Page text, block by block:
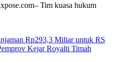
Tim kuasa hukum
Rp293,3 Miliar untuk RS
Kejar Royalti Timah